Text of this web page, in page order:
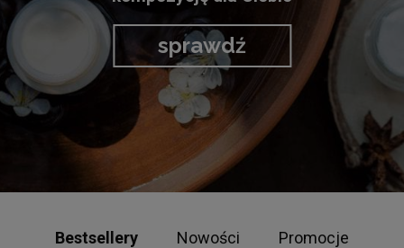
sprawdź
Bestsellery Nowości Promocje